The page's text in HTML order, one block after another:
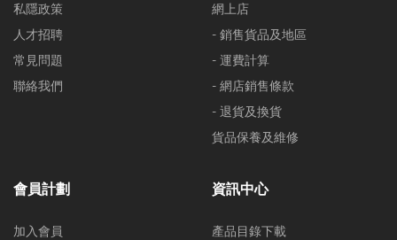
私隱政策
人才招聘
常見問題
聯絡我們
網上店
- 銷售貨品及地區
- 運費計算
- 網店銷售條款
- 退貨及換貨
貨品保養及維修
會員計劃
加入會員
資訊中心
產品目錄下載